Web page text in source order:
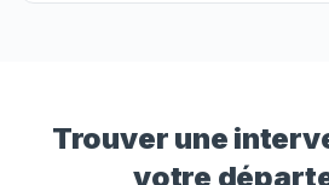
Trouver une
votre